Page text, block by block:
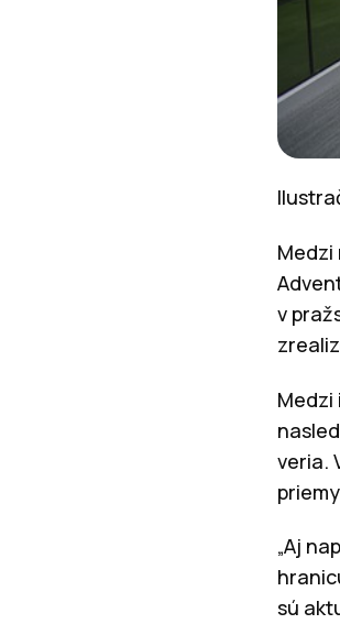
v
Medzi
veria.
„Aj
sú